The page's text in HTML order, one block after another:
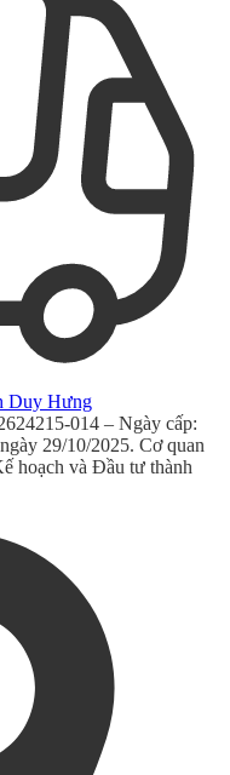
Duy Hưng
014 – Ngày cấp:
29/10/2025. Cơ quan
hoạch và Đầu tư thành